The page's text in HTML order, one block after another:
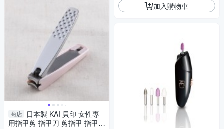
商店 日本製 KAI 貝印 女性專
用指甲剪 指甲刀 剪指甲 指甲剪
加入購物車